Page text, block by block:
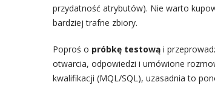
przydatność atrybutów). Nie warto
bardziej trafne zbiory.
Poproś o próbkę testową i
otwarcia, odpowiedzi i umówione
kwalifikacji (MQL/SQL), uzasadnia to